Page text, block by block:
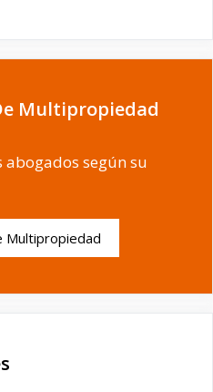
Multipropiedad
abogados según su
Multipropiedad